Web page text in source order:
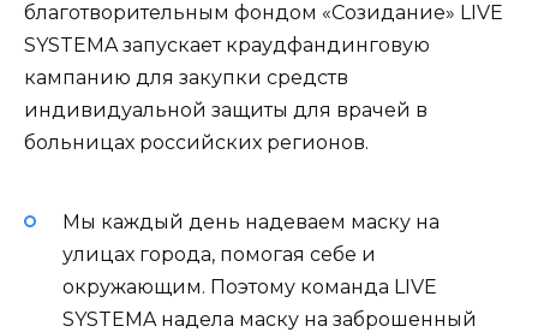
благотворительным фондом «Созидание» LIVE
SYSTEMA запускает краудфандинговую
кампанию для закупки средств
индивидуальной защиты для врачей в
больницах российских регионов.
Мы каждый день надеваем маску на
улицах города, помогая себе и
окружающим. Поэтому команда LIVE
SYSTEMA надела маску на заброшенный